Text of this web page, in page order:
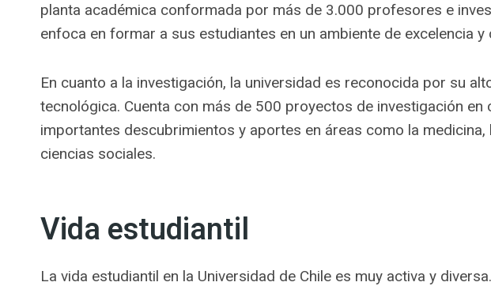
planta académica conformada por más de 3.000 profesores e
enfoca en formar a sus estudiantes en un ambiente de excelencia y
En cuanto a la investigación, la universidad es reconocida por su
tecnológica. Cuenta con más de 500 proyectos de investigación en
importantes descubrimientos y aportes en áreas como la medicina,
ciencias sociales.
Vida estudiantil
La vida estudiantil en la Universidad de Chile es muy activa y